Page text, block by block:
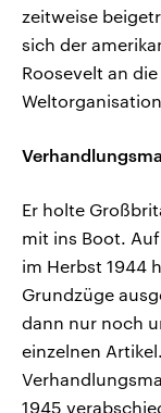
zeitweise
sich der
Roosevelt an
Er holte
mit ins Boot.
im Herbst 1944
Grundzüge
dann nur noch
einzelnen
1945